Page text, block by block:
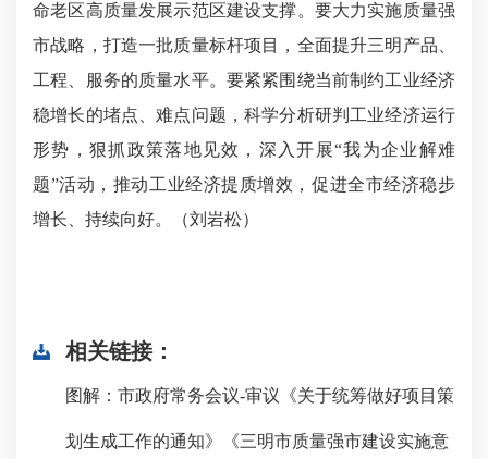
命老区高质量发展示范区建设支撑。要大力实施质量强
市战略，打造一批质量标杆项目，全面提升三明产品、
工程、服务的质量水平。要紧紧围绕当前制约工业经济
稳增长的堵点、难点问题，科学分析研判工业经济运行
形势，狠抓政策落地见效，深入开展“我为企业解难
题”活动，推动工业经济提质增效，促进全市经济稳步
增长、持续向好。（刘岩松）
相关链接：
图解：市政府常务会议-审议《关于统筹做好项目策
划生成工作的通知》《三明市质量强市建设实施意